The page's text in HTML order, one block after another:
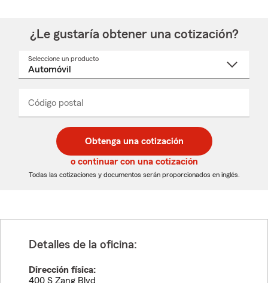
¿Le gustaría obtener una cotización?
Seleccione un producto
desplegable
Código postal
de
5
dígitos
de
5
dígitos
_____
Obtenga una cotización
o continuar con una cotización
Todas las cotizaciones y documentos serán proporcionados en inglés.
Detalles de la oficina:
Dirección física:
400 S Zang Blvd